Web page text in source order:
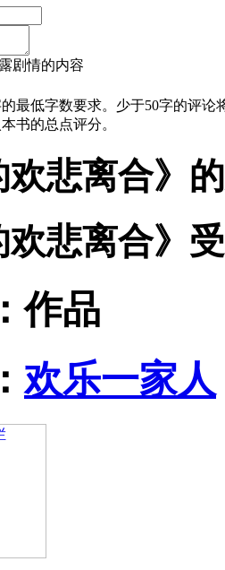
剧情的内容
最低字数要求。少于50字的评论
书的总点评分。
欢悲离合
欢悲离合
作品
欢乐一家人